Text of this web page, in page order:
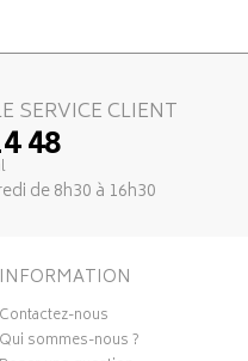
SERVICE CLIENT
48
de 8h30 à 16h30
INFORMATION
Contactez-nous
Qui sommes-nous ?